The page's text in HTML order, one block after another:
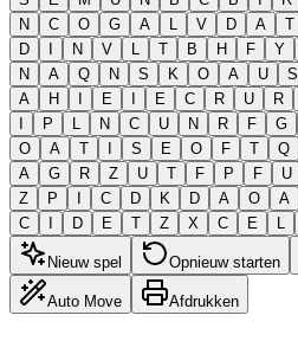
N
C O G A L V D A T
D
I N V L T B H F Y
N
A Q N S K O A U S
A
H I E I E C R U R
I
P L N C U N R F G
O
A T I S E O F T Q
A
G R Z U T F P F U
Z
P I C D K D A O A
C
I D E T Z X C E L
Nieuw spel Opnieuw starten
Auto Move Afdrukken